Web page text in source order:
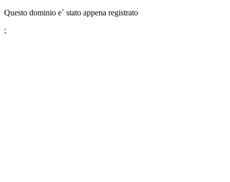
Questo dominio e` stato appena registrato
;